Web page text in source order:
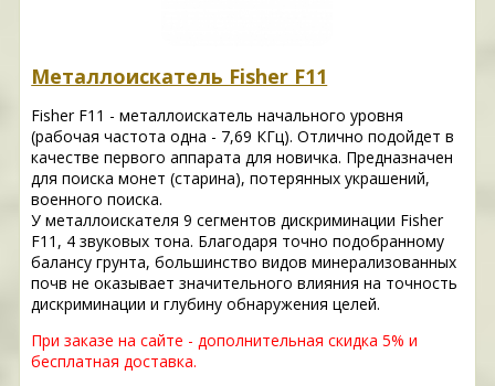
Металлоискатель Fisher F11
Fisher F11 - металлоискатель начального уровня
(рабочая частота одна - 7,69 КГц). Отлично подойдет в
качестве первого аппарата для новичка. Предназначен
для поиска монет (старина), потерянных украшений,
военного поиска.
У металлоискателя 9 сегментов дискриминации Fisher
F11, 4 звуковых тона. Благодаря точно подобранному
балансу грунта, большинство видов минерализованных
почв не оказывает значительного влияния на точность
дискриминации и глубину обнаружения целей.
При заказе на сайте - дополнительная скидка 5% и
бесплатная доставка.